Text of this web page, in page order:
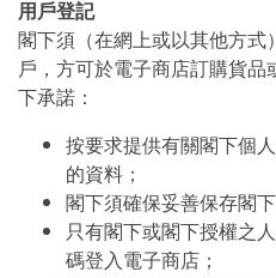
用戶登記
閣下須（在網上或以其他方式
戶，方可於電子商店訂購貨品
下承諾：
按要求提供有關閣下個
的資料；
閣下須確保妥善保存閣
只有閣下或閣下授權之
碼登入電子商店；